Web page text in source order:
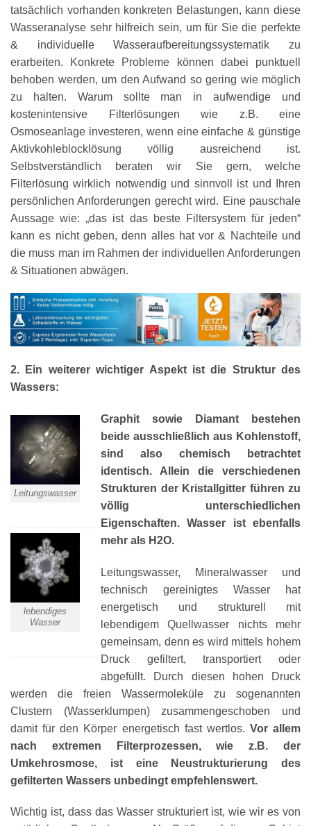
tatsächlich vorhanden konkreten Belastungen, kann diese
Wasseranalyse sehr hilfreich sein, um für Sie die perfekte
& individuelle Wasseraufbereitungssystematik zu
erarbeiten. Konkrete Probleme können dabei punktuell
behoben werden, um den Aufwand so gering wie möglich
zu halten. Warum sollte man in aufwendige und
kostenintensive Filterlösungen wie z.B. eine
Osmoseanlage investeren, wenn eine einfache & günstige
Aktivkohleblocklösung völlig ausreichend ist.
Selbstverständlich beraten wir Sie gern, welche
Filterlösung wirklich notwendig und sinnvoll ist und Ihren
persönlichen Anforderungen gerecht wird. Eine pauschale
Aussage wie: „das ist das beste Filtersystem für jeden“
kann es nicht geben, denn alles hat vor & Nachteile und
die muss man im Rahmen der individuellen Anforderungen
& Situationen abwägen.
2. Ein weiterer wichtiger Aspekt ist die Struktur des
Wassers:
Leitungswasser
lebendiges
Wasser
Graphit sowie Diamant bestehen
beide ausschließlich aus Kohlenstoff,
sind also chemisch betrachtet
identisch. Allein die verschiedenen
Strukturen der Kristallgitter führen zu
völlig unterschiedlichen
Eigenschaften. Wasser ist ebenfalls
mehr als H2O.
Leitungswasser, Mineralwasser und
technisch gereinigtes Wasser hat
energetisch und strukturell mit
lebendigem Quellwasser nichts mehr
gemeinsam, denn es wird mittels hohem
Druck gefiltert, transportiert oder
abgefüllt. Durch diesen hohen Druck
werden die freien Wassermoleküle zu sogenannten
Clustern (Wasserklumpen) zusammengeschoben und
damit für den Körper energetisch fast wertlos. Vor allem
nach extremen Filterprozessen, wie z.B. der
Umkehrosmose, ist eine Neustrukturierung des
gefilterten Wassers unbedingt empfehlenswert.
Wichtig ist, dass das Wasser strukturiert ist, wie wir es von